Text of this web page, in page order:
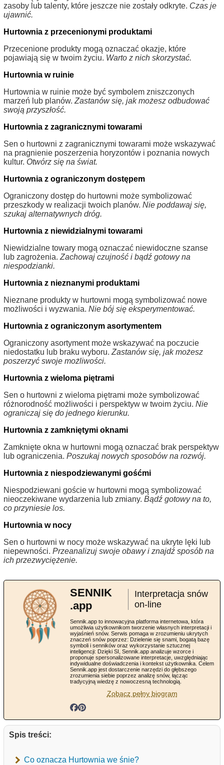
zasoby lub talenty, które jeszcze nie zostały odkryte. Czas je
ujawnić.
Hurtownia z przecenionymi produktami
Przecenione produkty mogą oznaczać okazje, które
pojawiają się w twoim życiu. Warto z nich skorzystać.
Hurtownia w ruinie
Hurtownia w ruinie może być symbolem zniszczonych
marzeń lub planów. Zastanów się, jak możesz odbudować
swoją przyszłość.
Hurtownia z zagranicznymi towarami
Sen o hurtowni z zagranicznymi towarami może wskazywać
na pragnienie poszerzenia horyzontów i poznania nowych
kultur. Otwórz się na świat.
Hurtownia z ograniczonym dostępem
Ograniczony dostęp do hurtowni może symbolizować
przeszkody w realizacji twoich planów. Nie poddawaj się,
szukaj alternatywnych dróg.
Hurtownia z niewidzialnymi towarami
Niewidzialne towary mogą oznaczać niewidoczne szanse
lub zagrożenia. Zachowaj czujność i bądź gotowy na
niespodzianki.
Hurtownia z nieznanymi produktami
Nieznane produkty w hurtowni mogą symbolizować nowe
możliwości i wyzwania. Nie bój się eksperymentować.
Hurtownia z ograniczonym asortymentem
Ograniczony asortyment może wskazywać na poczucie
niedostatku lub braku wyboru. Zastanów się, jak możesz
poszerzyć swoje możliwości.
Hurtownia z wieloma piętrami
Sen o hurtowni z wieloma piętrami może symbolizować
różnorodność możliwości i perspektyw w twoim życiu. Nie
ograniczaj się do jednego kierunku.
Hurtownia z zamkniętymi oknami
Zamknięte okna w hurtowni mogą oznaczać brak perspektyw
lub ograniczenia. Poszukaj nowych sposobów na rozwój.
Hurtownia z niespodziewanymi gośćmi
Niespodziewani goście w hurtowni mogą symbolizować
nieoczekiwane wydarzenia lub zmiany. Bądź gotowy na to,
co przyniesie los.
Hurtownia w nocy
Sen o hurtowni w nocy może wskazywać na ukryte lęki lub
niepewności. Przeanalizuj swoje obawy i znajdź sposób na
ich przezwyciężenie.
SENNIK
.app
Interpretacja snów
on-line
Sennik.app to innowacyjna platforma internetowa, która
umożliwia użytkownikom tworzenie własnych interpretacji i
wyjaśnień snów. Serwis pomaga w zrozumieniu ukrytych
znaczeń snów poprzez: Dzielenie się snami, bogatą bazę
symboli i senników oraz wykorzystanie sztucznej
inteligencji: Dzięki SI, Sennik.app analizuje wzorce i
proponuje spersonalizowane interpretacje, uwzględniając
indywidualne doświadczenia i kontekst użytkownika. Celem
Sennik.app jest dostarczenie narzędzi do głębszego
zrozumienia siebie poprzez analizę snów, łącząc
tradycyjną wiedzę z nowoczesną technologią.
Zobacz pełny biogram
Spis treści:
Co oznacza Hurtownia we śnie?